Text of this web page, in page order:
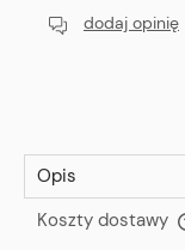
dodaj opinię
Opis
Koszty dostawy
Cena nie zawiera